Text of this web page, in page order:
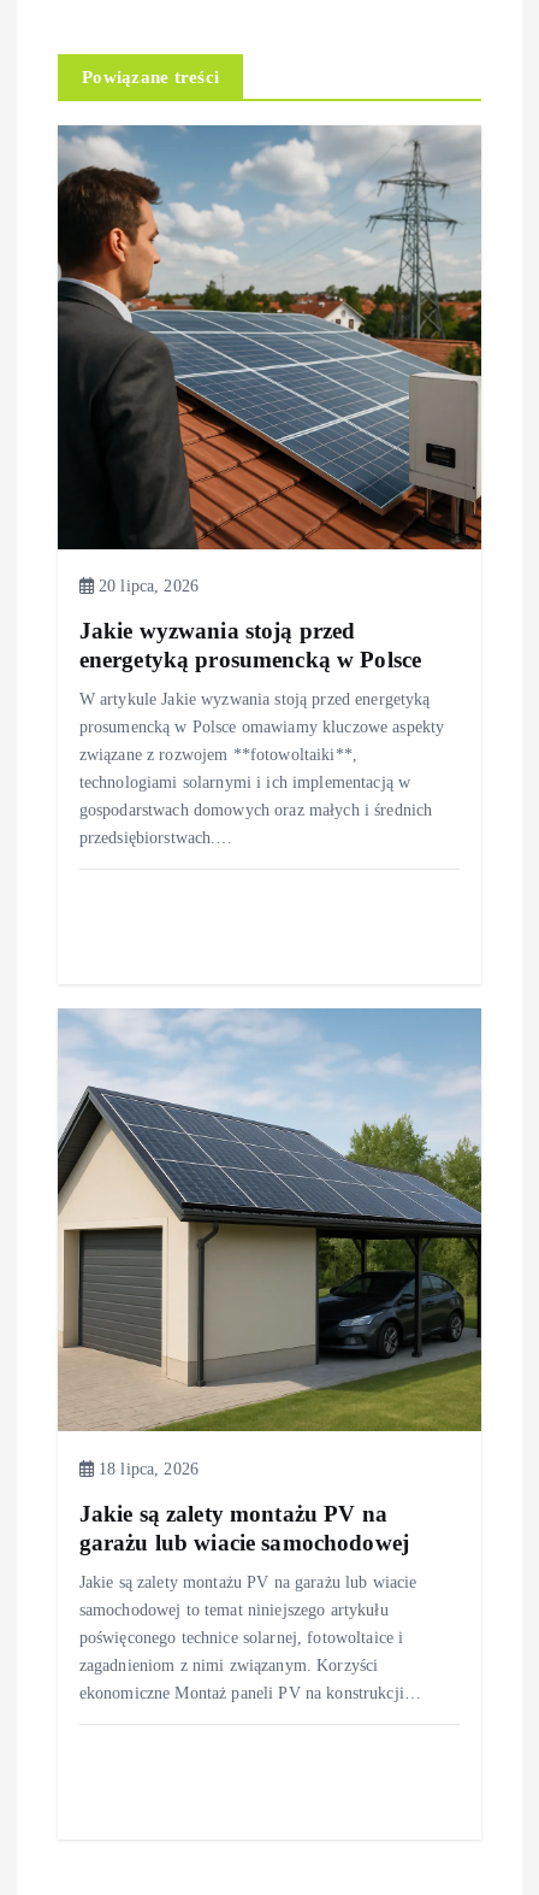
a
c
a
w
u
Powiązane treści
20 lipca, 2026
Jakie wyzwania stoją przed
energetyką prosumencką w Polsce
W artykule Jakie wyzwania stoją przed energetyką
prosumencką w Polsce omawiamy kluczowe aspekty
związane z rozwojem **fotowoltaiki**,
technologiami solarnymi i ich implementacją w
gospodarstwach domowych oraz małych i średnich
przedsiębiorstwach.…
18 lipca, 2026
Jakie są zalety montażu PV na
garażu lub wiacie samochodowej
Jakie są zalety montażu PV na garażu lub wiacie
samochodowej to temat niniejszego artykułu
poświęconego technice solarnej, fotowoltaice i
zagadnieniom z nimi związanym. Korzyści
ekonomiczne Montaż paneli PV na konstrukcji…